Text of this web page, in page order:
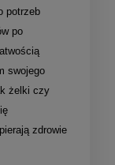
potrzeb
po
swojego
żelki czy
zdrowie